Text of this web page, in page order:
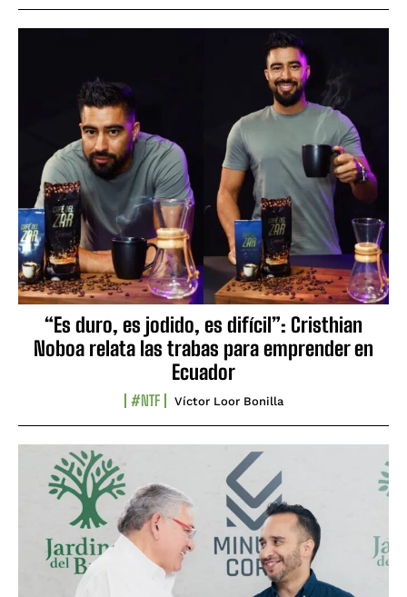
“Es duro, es jodido, es difícil”: Cristhian
Noboa relata las trabas para emprender en
Ecuador
#NTF Víctor Loor Bonilla